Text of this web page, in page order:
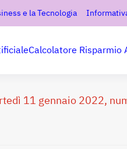
e la Tecnologia
Calcolatore Risparmio
11 gennaio 2022,